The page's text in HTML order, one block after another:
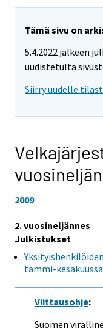
Tämä sivu on
5.4.2022 jälkeen
uudistetulta
Siirry uudelle
2009
2. vuosineljännes
Julkistukset
tammi-
Viittausohje:
Suomen